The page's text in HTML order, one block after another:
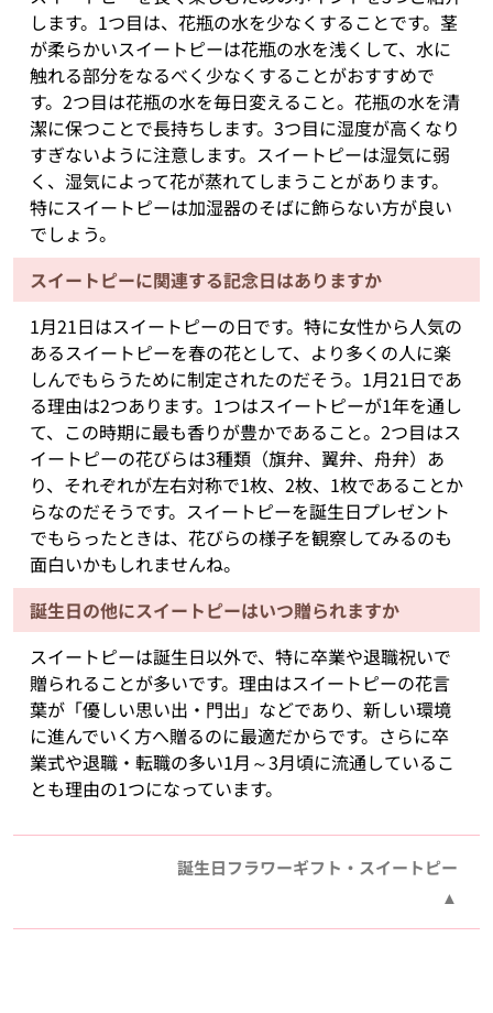
します。1つ目は、花瓶の水を少なくすることです。茎
が柔らかいスイートピーは花瓶の水を浅くして、水に
触れる部分をなるべく少なくすることがおすすめで
す。2つ目は花瓶の水を毎日変えること。花瓶の水を清
潔に保つことで長持ちします。3つ目に湿度が高くなり
すぎないように注意します。スイートピーは湿気に弱
く、湿気によって花が蒸れてしまうことがあります。
特にスイートピーは加湿器のそばに飾らない方が良い
でしょう。
スイートピーに関連する記念日はありますか
1月21日はスイートピーの日です。特に女性から人気の
あるスイートピーを春の花として、より多くの人に楽
しんでもらうために制定されたのだそう。1月21日であ
る理由は2つあります。1つはスイートピーが1年を通し
て、この時期に最も香りが豊かであること。2つ目はス
イートピーの花びらは3種類（旗弁、翼弁、舟弁）あ
り、それぞれが左右対称で1枚、2枚、1枚であることか
らなのだそうです。スイートピーを誕生日プレゼント
でもらったときは、花びらの様子を観察してみるのも
面白いかもしれませんね。
誕生日の他にスイートピーはいつ贈られますか
スイートピーは誕生日以外で、特に卒業や退職祝いで
贈られることが多いです。理由はスイートピーの花言
葉が「優しい思い出・門出」などであり、新しい環境
に進んでいく方へ贈るのに最適だからです。さらに卒
業式や退職・転職の多い1月～3月頃に流通しているこ
とも理由の1つになっています。
誕生日フラワーギフト・スイートピー